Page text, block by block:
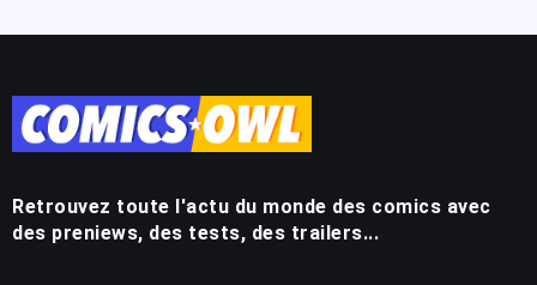
Retrouvez toute l'actu du monde des comics avec
des preniews, des tests, des trailers...